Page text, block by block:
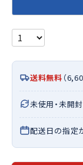
送料無料 （
未使用・未開
配送日の指定